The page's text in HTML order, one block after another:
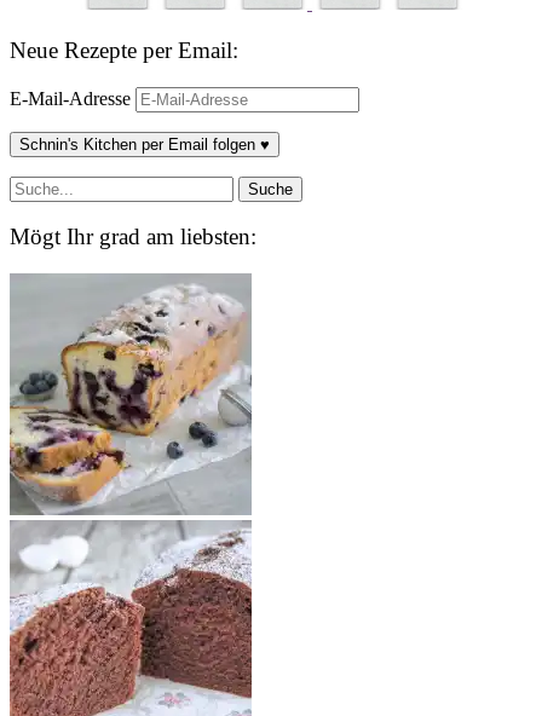
Neue Rezepte per Email:
E-Mail-Adresse
Schnin's Kitchen per Email folgen ♥
Mögt Ihr grad am liebsten: